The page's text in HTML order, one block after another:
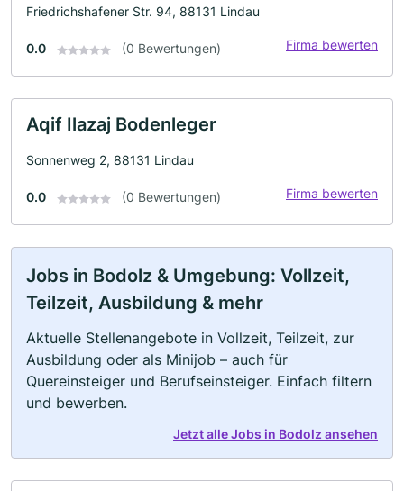
Friedrichshafener Str. 94, 88131 Lindau
0.0 (0 Bewertungen) Firma bewerten
Aqif Ilazaj Bodenleger
Sonnenweg 2, 88131 Lindau
0.0 (0 Bewertungen) Firma bewerten
Jobs in Bodolz & Umgebung: Vollzeit,
Teilzeit, Ausbildung & mehr
Aktuelle Stellenangebote in Vollzeit, Teilzeit, zur
Ausbildung oder als Minijob – auch für
Quereinsteiger und Berufseinsteiger. Einfach filtern
und bewerben.
Jetzt alle Jobs in Bodolz ansehen